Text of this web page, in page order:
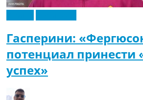
Гасперини:
потенциал принести
успех»